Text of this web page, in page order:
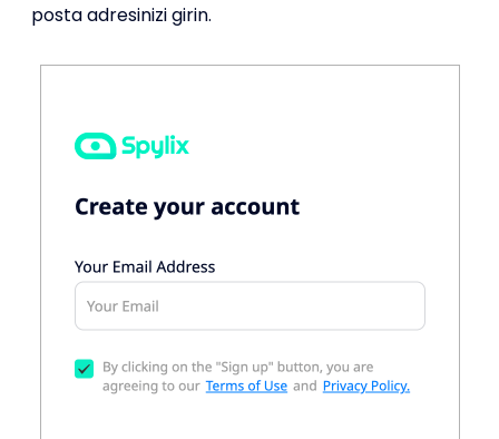
posta adresinizi girin.